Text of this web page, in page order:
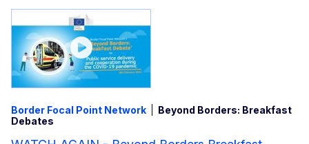
Border Focal Point Network
Beyond Borders: Breakfast
Debates